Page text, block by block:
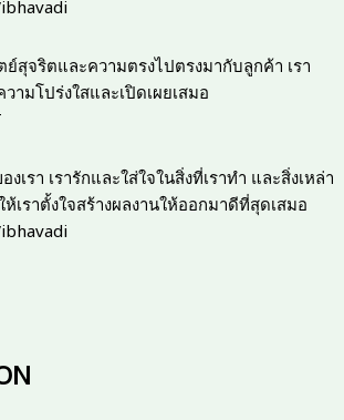
ย์สุจริตและความตรงไปตรงมากับลูกค้า เรา
ามโปร่งใสและเปิดเผยเสมอ
งเรา เรารักและใส่ใจในสิ่งที่เราทำ และสิ่งเหล่า
เราตั้งใจสร้างผลงานให้ออกมาดีที่สุดเสมอ